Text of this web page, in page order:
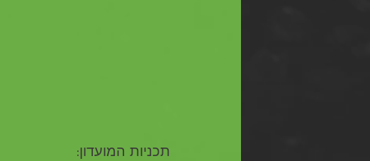
תכניות המועדון: